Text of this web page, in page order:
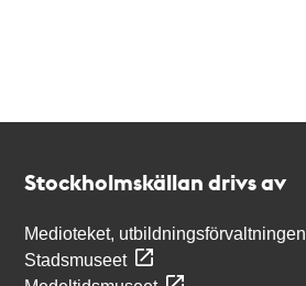
Stockholmskällan drivs av
Medioteket, utbildningsförvaltningen
Stadsmuseet